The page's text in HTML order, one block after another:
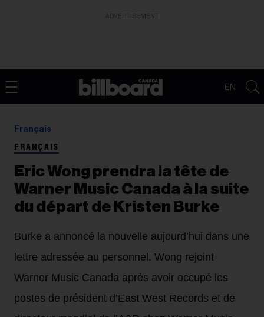
EN
Français
FRANÇAIS
Eric Wong prendra la tête de
Warner Music Canada à la suite
du départ de Kristen Burke
Burke a annoncé la nouvelle aujourd’hui dans une
lettre adressée au personnel. Wong rejoint
Warner Music Canada après avoir occupé les
postes de président d’East West Records et de